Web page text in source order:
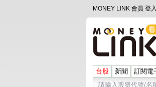
MONEY LINK 會員 登入
台股 新聞 訂閱電